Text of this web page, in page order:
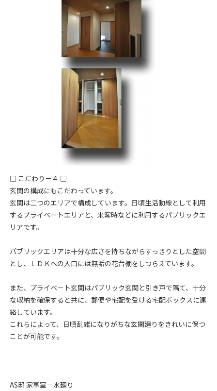
□ こだわり－４ □
玄関の構成にもこだわっています。
玄関は二つのエリアで構成しています。日頃生活動線として利用
するプライベートエリアと、来客時などに利用するパブリックエ
リアです。
パブリックエリアは十分な広さを持ちながらすっきりとした空間
とし、ＬＤＫへの入口には無垢の花台棚をしつらえています。
また、プライベート玄関はパブリック玄関と引き戸で隔て、十分
な収納を確保すると共に、郵便や宅配を受ける宅配ボックスに連
絡しています。
これらによって、日頃乱雑になりがちな玄関廻りをきれいに保つ
ことが可能です。
AS邸 家事室－水廻り